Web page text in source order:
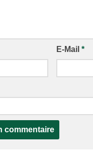
E-Mail *